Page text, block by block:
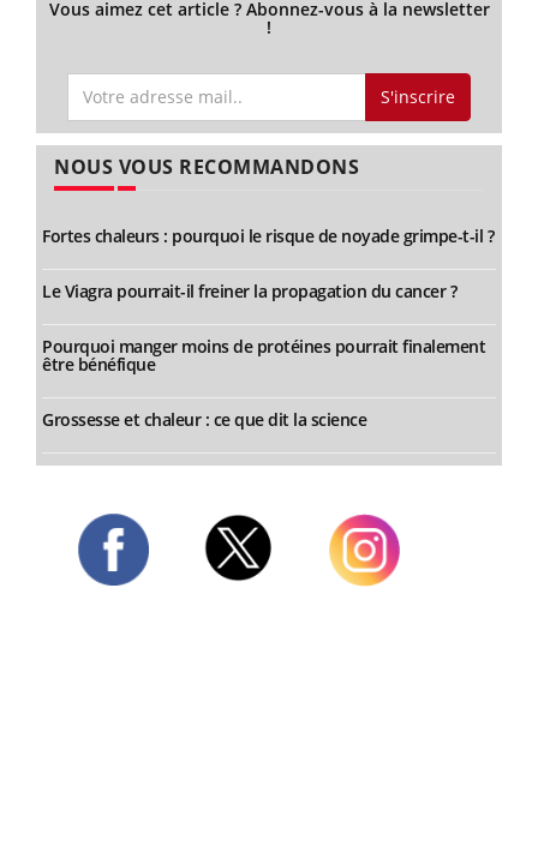
Vous aimez cet article ? Abonnez-vous à la newsletter
!
S'inscrire
NOUS VOUS RECOMMANDONS
Fortes chaleurs : pourquoi le risque de noyade grimpe-t-il ?
Le Viagra pourrait-il freiner la propagation du cancer ?
Pourquoi manger moins de protéines pourrait finalement
être bénéfique
Grossesse et chaleur : ce que dit la science